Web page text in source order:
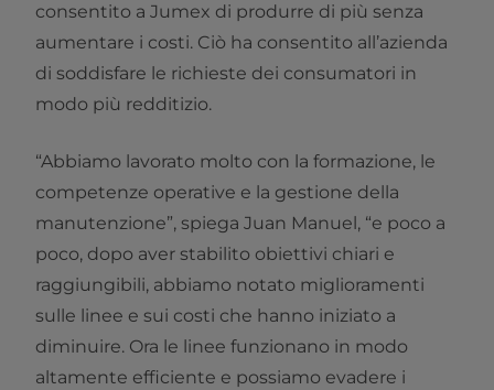
consentito a Jumex di produrre di più senza
aumentare i costi. Ciò ha consentito all’azienda
di soddisfare le richieste dei consumatori in
modo più redditizio.
“Abbiamo lavorato molto con la formazione, le
competenze operative e la gestione della
manutenzione”, spiega Juan Manuel, “e poco a
poco, dopo aver stabilito obiettivi chiari e
raggiungibili, abbiamo notato miglioramenti
sulle linee e sui costi che hanno iniziato a
diminuire. Ora le linee funzionano in modo
altamente efficiente e possiamo evadere i